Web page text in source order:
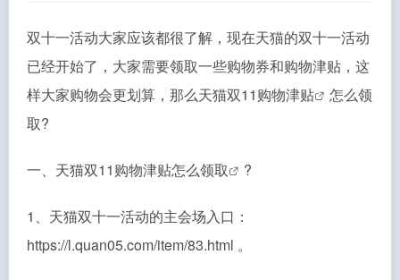
双十一活动大家应该都很了解，现在天猫的双十一活动
已经开始了，大家需要领取一些购物券和购物津贴，这
样大家购物会更划算，那么天猫双11购物津贴
怎么领
取?
一、 天猫双11购物津贴怎么领取 ?
1、天猫双十一活动的主会场入口：
https://l.quan05.com/item/83.html 。